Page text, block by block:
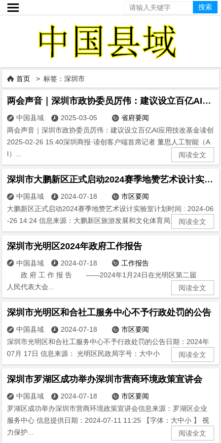

 首页 > 标签：深圳市
两会声音｜深圳市政协委员厉伟：建议设立百亿AI应用技改基金
 中国县域  2025-03-05  省府要闻
两会声音｜深圳市政协委员厉伟：建议设立百亿AI应用技改基金读创
2025-02-26 15:40深圳商报·读创客户端首席记者 董思人工智能（A
I）...
阅读全文
深圳市大鹏新区正式启动2024赛季地赞艺术设计实验室计划
 中国县域  2024-07-18  市区要闻
大鹏新区正式启动2024赛季地赞艺术设计实验室计划时间 : 2024-06
-26 14:24 信息来源：大鹏新区旅游发展和文化体育局产业促进科 ...
阅读全文
深圳市光明区2024年政府工作报告
 中国县域  2024-07-18  工作报告
政 府 工 作 报 告 ——2024年1月24日在光明区第二届
人民代表大会...
阅读全文
深圳市光明区和合社工服务中心不予行政处罚的公告
 中国县域  2024-07-18  市区要闻
深圳市光明区和合社工服务中心不予行政处罚的公告日期：2024年
07月 17日 信息来源： 光明区民政局字号：大中小 经...阅读全文
深圳市罗湖区成功举办深圳市营商环境政策宣讲会
 中国县域  2024-07-18  市区要闻
罗湖区成功举办深圳市营商环境政策宣讲会信息来源：罗湖区企业
服务中心 信息提供日期：2024-07-11 11:25 【字体：大中小 】 视
力保护...
阅读全文